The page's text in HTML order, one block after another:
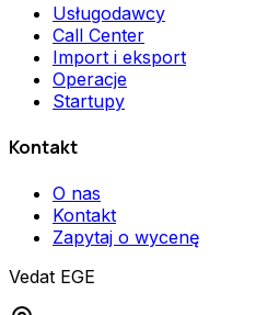
Usługodawcy
Call Center
Import i eksport
Operacje
Startupy
Kontakt
O nas
Kontakt
Zapytaj o wycenę
Vedat EGE